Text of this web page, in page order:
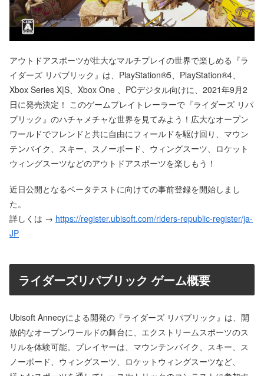
アウトドアスポーツが壮大なマルチプレイの世界で楽しめる『ラ
イダーズ リパブリック』は、PlayStation®5、PlayStation®4、
Xbox Series X|S、Xbox One 、PCデジタル向けに、2021年9月2
日に発売決定！ このゲームプレイトレーラーで『ライダーズ リパ
ブリック』のハチャメチャな世界を見てみよう！広大なオープン
ワールドでフレンドと共に自由にフィールドを駆け回り、マウン
テンバイク、スキー、スノーボード、ウィングスーツ、ロケット
ウィングスーツなどのアウトドアスポーツを楽しもう！
近日公開となるベータテストに向けての事前登録を開始しまし
た。
詳しくは → https://register.ubisoft.com/riders-republic-register/ja-
JP
ライダーズリパブリック ゲーム概要
Ubisoft Annecyによる開発の『ライダーズ リパブリック』は、開
放的なオープンワールドの舞台に、エクストリームスポーツのス
リルを体験可能。プレイヤーは、マウンテンバイク、スキー、ス
ノーボード、ウィングスーツ、ロケットウィングスーツなど、